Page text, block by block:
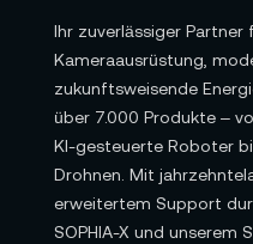
Ihr zuverlässiger
Kameraausrüstung,
zukunftsweisende
über 7.000 Produkte –
KI-gesteuerte Roboter
Drohnen. Mit
erweitertem Support
SOPHIA-X und unserem